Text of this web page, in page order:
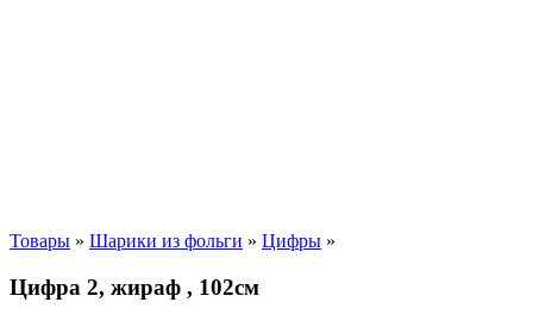
Товары » Шарики из фольги » Цифры »
Цифра 2, жираф , 102см